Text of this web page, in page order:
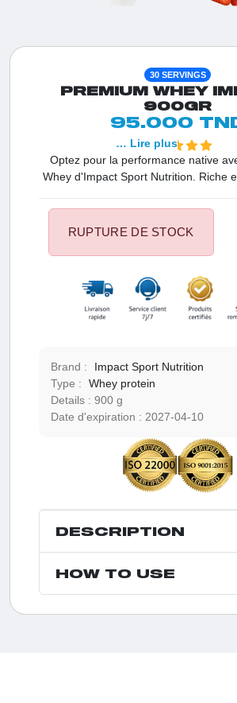
30 SERVINGS
PREMIUM WHEY
900GR
95.000
Optez pour la performance native
Whey d'Impact Sport Nutrition. Riche
immédiate et une croissance
digestibilité optimale en fait l'alliée
… Lire plus
RUPTURE DE STOCK
Brand :
Impact Sport Nutrition
Type :
Whey protein
Details :
900 g
Date d'expiration : 2027-04-10
DESCRIPTION
HOW TO USE